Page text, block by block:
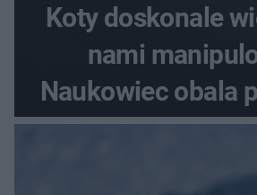
Koty doskonale
nami
Naukowiec obala
od lat mity na